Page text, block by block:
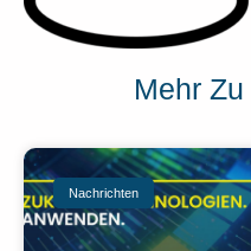
Mehr
Nachrichten